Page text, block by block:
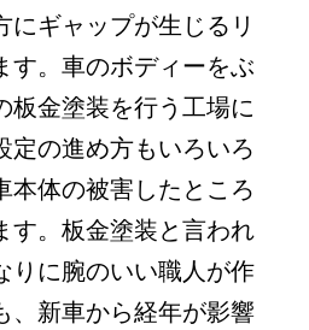
にギャップが生じるリ
す。車のボディーをぶ
板金塗装を行う工場に
定の進め方もいろいろ
本体の被害したところ
す。板金塗装と言われ
りに腕のいい職人が作
、新車から経年が影響